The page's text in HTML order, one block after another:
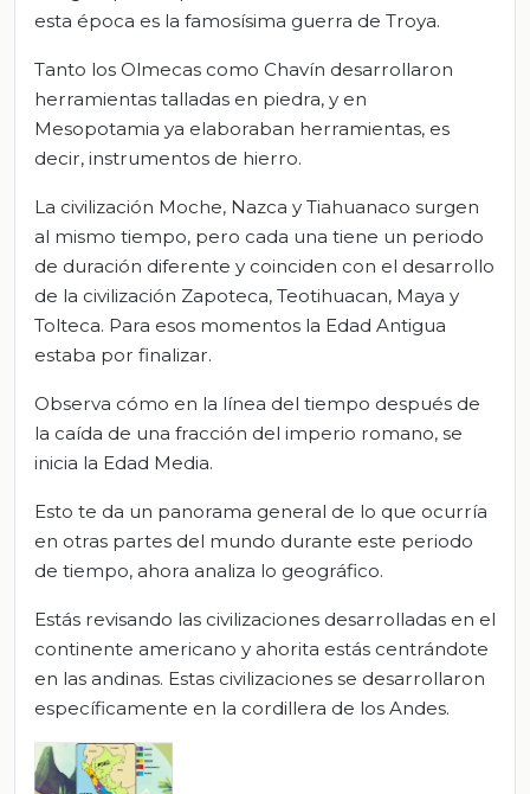
esta época es la famosísima guerra de Troya.
Tanto los Olmecas como Chavín desarrollaron
herramientas talladas en piedra, y en
Mesopotamia ya elaboraban herramientas, es
decir, instrumentos de hierro.
La civilización Moche, Nazca y Tiahuanaco surgen
al mismo tiempo, pero cada una tiene un periodo
de duración diferente y coinciden con el desarrollo
de la civilización Zapoteca, Teotihuacan, Maya y
Tolteca. Para esos momentos la Edad Antigua
estaba por finalizar.
Observa cómo en la línea del tiempo después de
la caída de una fracción del imperio romano, se
inicia la Edad Media.
Esto te da un panorama general de lo que ocurría
en otras partes del mundo durante este periodo
de tiempo, ahora analiza lo geográfico.
Estás revisando las civilizaciones desarrolladas en el
continente americano y ahorita estás centrándote
en las andinas. Estas civilizaciones se desarrollaron
específicamente en la cordillera de los Andes.